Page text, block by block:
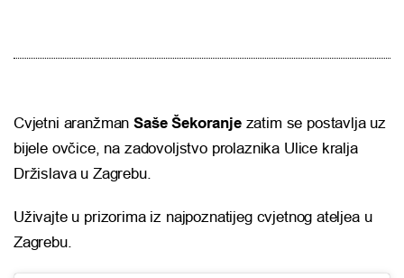
Cvjetni aranžman Saše Šekoranjezatim se postavlja uz
bijele ovčice, na zadovoljstvo prolaznika Ulice kralja
Držislava u Zagrebu.
Uživajte u prizorima iz najpoznatijeg cvjetnog ateljea u
Zagrebu.